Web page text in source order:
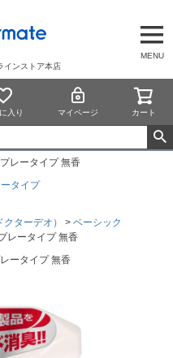
MENU
インストア本店
入り マイページ カート
レータイプ 無香
タイプ
ターデオ）
ベーシック
レータイプ 無香
ータイプ 無香